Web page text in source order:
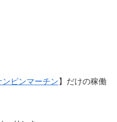
ンピンマーチン 】だけの稼働